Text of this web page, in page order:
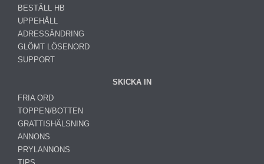
BESTÄLL HB
UPPEHÅLL
ADRESSÄNDRING
GLÖMT LÖSENORD
SUPPORT
SKICKA IN
FRIA ORD
TOPPEN/BOTTEN
GRATTISHÄLSNING
ANNONS
PRYLANNONS
TIPS